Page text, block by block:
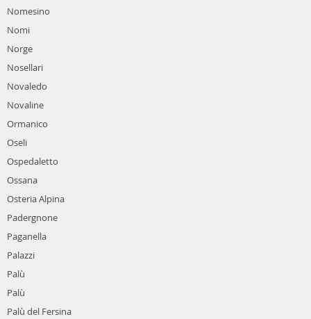
Nomesino
Nomi
Norge
Nosellari
Novaledo
Novaline
Ormanico
Oseli
Ospedaletto
Ossana
Osteria Alpina
Padergnone
Paganella
Palazzi
Palù
Palù
Palù del Fersina